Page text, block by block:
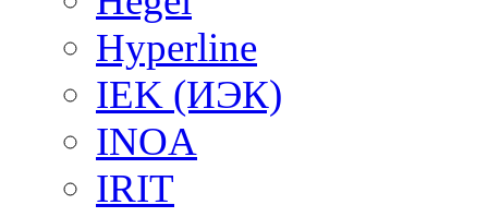
Hyperline
IEK (ИЭК)
INOA
IRIT